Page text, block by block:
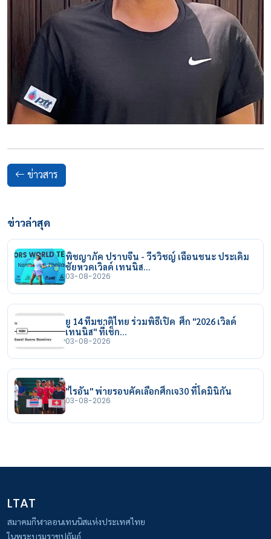
ข่าวสาร
ข่าวล่าสุด
พิชญาภัค ปราบจีน - วีรวิชญ์ เฉือนชนะ ประเดิม
ชัยหวดเวิลด์ เทนนิส…
03-08-2026
ยู 14 ทีมชาติไทย ร่วมพิธีเปิด ศึก "2026 เวิลด์
เทนนิส" ที่เช็ก…
03-08-2026
"ไรอัน" พ่ายรอบคัดเลือกศึกเจ30 ที่โดมินิกัน
03-08-2026
LTAT
สมาคมกีฬาลอนเทนนิสแห่งประเทศไทย